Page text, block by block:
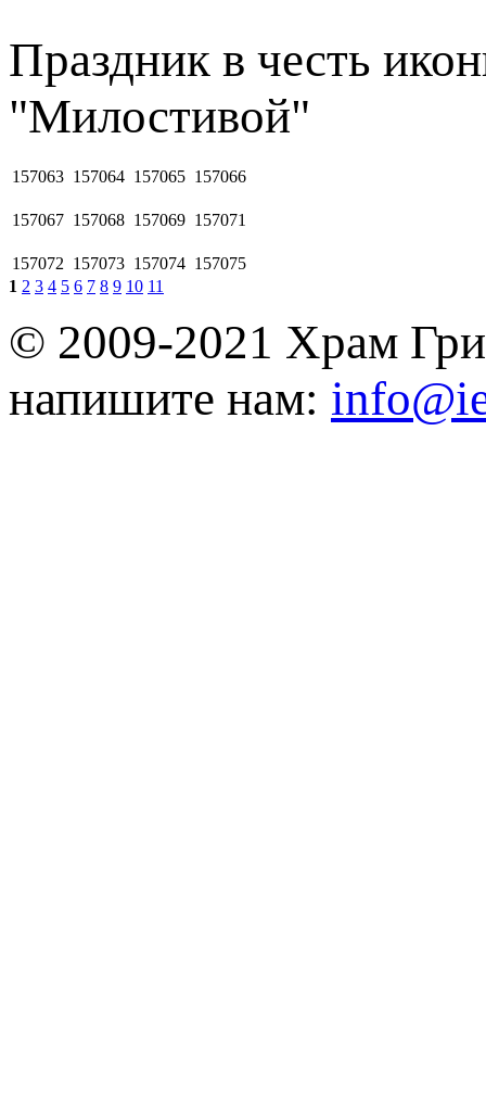
Праздник в честь
"Милостивой"
157063 157064 157065 157066
157067 157068 157069 157071
157072 157073 157074 157075
1 2 3 4 5 6 7 8 9 10 11
© 2009-2021 Храм
напишите нам: